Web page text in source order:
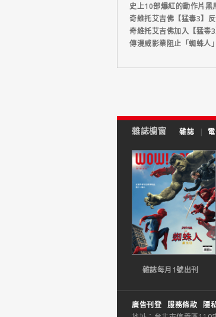
史上10部爆紅的動作片黑
奇維托艾吉佛【猛毒3】
奇維托艾吉佛加入【猛毒3
傳漫威影業阻止「蜘蛛人
雜誌櫥窗 雜誌 |
雜誌每月1號出刊
廣告刊登 服務條款 隱